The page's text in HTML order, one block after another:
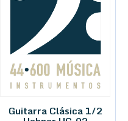
Guitarra Clásica 1/2